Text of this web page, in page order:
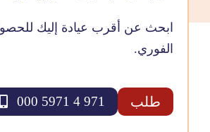
ابحث عن أقرب عيادة إليك
الفوري.
طلب 971 4 5971 000